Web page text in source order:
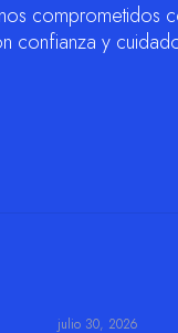
comprometidos
confianza y
julio 30, 2026